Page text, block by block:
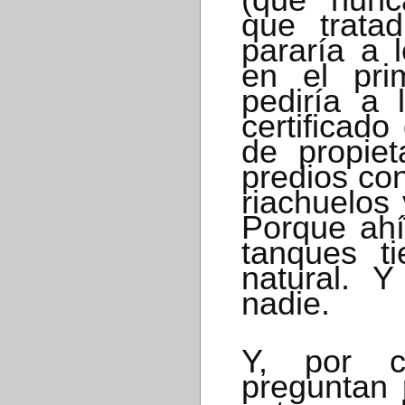
que
pararía a
en el
pediría a
de
predios
Porque
tanques
natural.
nadie.
Y, por